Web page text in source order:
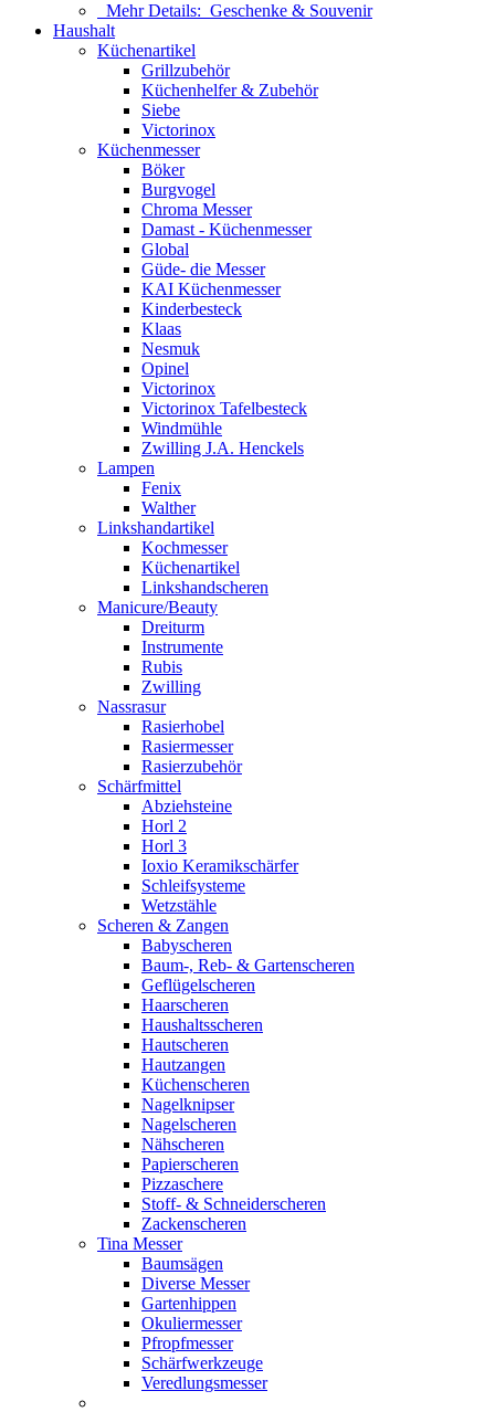
Mehr Details: Geschenke & Souvenir
Haushalt
Küchenartikel
Grillzubehör
Küchenhelfer & Zubehör
Siebe
Victorinox
Küchenmesser
Böker
Burgvogel
Chroma Messer
Damast - Küchenmesser
Global
Güde- die Messer
KAI Küchenmesser
Kinderbesteck
Klaas
Nesmuk
Opinel
Victorinox
Victorinox Tafelbesteck
Windmühle
Zwilling J.A. Henckels
Lampen
Fenix
Walther
Linkshandartikel
Kochmesser
Küchenartikel
Linkshandscheren
Manicure/Beauty
Dreiturm
Instrumente
Rubis
Zwilling
Nassrasur
Rasierhobel
Rasiermesser
Rasierzubehör
Schärfmittel
Abziehsteine
Horl 2
Horl 3
Ioxio Keramikschärfer
Schleifsysteme
Wetzstähle
Scheren & Zangen
Babyscheren
Baum-, Reb- & Gartenscheren
Geflügelscheren
Haarscheren
Haushaltsscheren
Hautscheren
Hautzangen
Küchenscheren
Nagelknipser
Nagelscheren
Nähscheren
Papierscheren
Pizzaschere
Stoff- & Schneiderscheren
Zackenscheren
Tina Messer
Baumsägen
Diverse Messer
Gartenhippen
Okuliermesser
Pfropfmesser
Schärfwerkzeuge
Veredlungsmesser